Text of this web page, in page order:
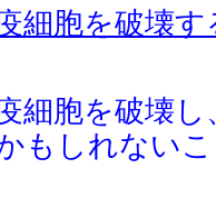
細胞を破壊
細胞を破壊
もしれない